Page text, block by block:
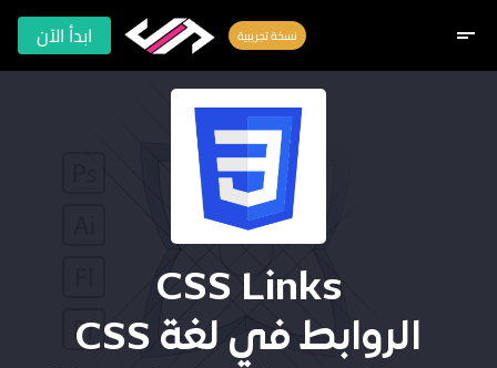
short_text نسخة تجريبية ابدأ الآن
CSS Links
الروابط في لغة CSS